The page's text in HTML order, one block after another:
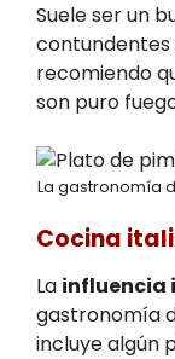
Suele ser un
recomiendo
son puro
La gastronomía
Cocina
La influencia
gastronomía
incluye algún